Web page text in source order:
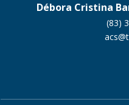
Débora Cristina
(83)